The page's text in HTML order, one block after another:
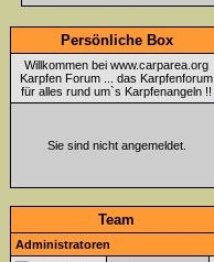
Persönliche Box
Willkommen bei www.carparea.org
Karpfen Forum ... das Karpfenforum
für alles rund um`s Karpfenangeln !!
Sie sind nicht angemeldet.
Team
Administratoren